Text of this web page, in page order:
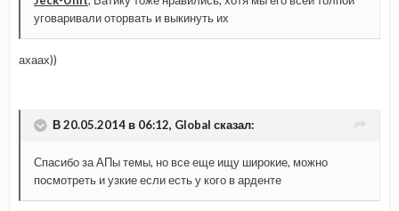
уговаривали оторвать и выкинуть их
ахаах))
В 20.05.2014 в 06:12, Global сказал:
Спасибо за АПы темы, но все еще ищу широкие, можно
посмотреть и узкие если есть у кого в арденте